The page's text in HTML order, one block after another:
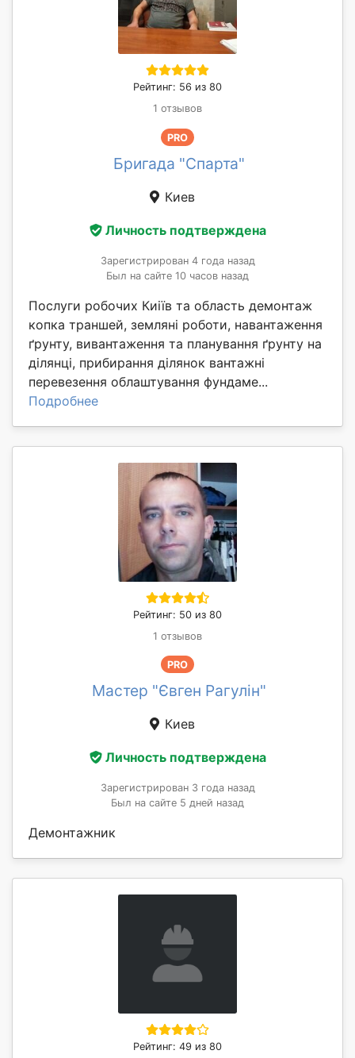
Рейтинг: 56 из 80
1 отзывов
PRO
Бригада "Спарта"
Киев
Личность подтверждена
Зарегистрирован 4 года назад
Был на сайте 10 часов назад
Послуги робочих Киіїв та область демонтаж
копка траншей, земляні роботи, навантаження
ґрунту, вивантаження та планування ґрунту на
ділянці, прибирання ділянок вантажні
перевезення облаштування фундаме...
Подробнее
Рейтинг: 50 из 80
1 отзывов
PRO
Мастер "Євген Рагулін"
Киев
Личность подтверждена
Зарегистрирован 3 года назад
Был на сайте 5 дней назад
Демонтажник
Рейтинг: 49 из 80